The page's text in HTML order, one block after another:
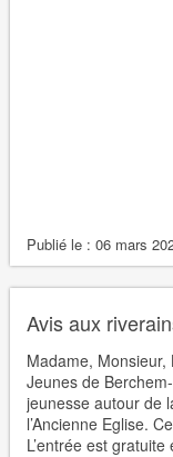
Publié le : 06 mars
Avis aux
Madame,
Jeunes de
jeunesse autour de
l’Ancienne Eglise.
L’entrée est gratuite